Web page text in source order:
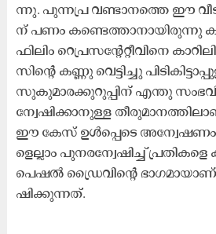
ന്നു. പു​ന്ന​പ്ര വ​ണ്ടാ​ന​ത്തെ ഈ
ന് പ​ണം ക​ണ്ടെ​ത്താ​നാ​യി​രു​ന്നു
ഫി​ലിം റെ​പ്ര​സ​ന്‍റേ​റ്റീ​വി​നെ
സി​ന്റെ ക​ണ്ണു വെ​ട്ടി​ച്ചു
സു​കു​മാ​ര​ക്കു​റു​പ്പി​ന് എ​ന്തു
ന്വേ​ഷി​ക്കാ​നു​ള്ള
ഈ ​കേ​സ് ഉ​ള്‍പ്പെ​ടെ അ​ന്വേ​ഷ​ണം
ളെ​ല്ലാം പു​ന​ര​ന്വേ​ഷി​ച്ച്
പെ​ഷ​ല്‍ ഡ്രൈ​വി​ന്റെ
ഷി​ക്കു​ന്ന​ത്.